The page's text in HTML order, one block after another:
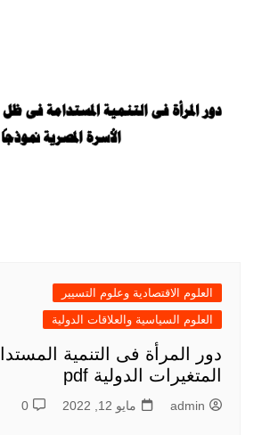
العلوم الاقتصادية وعلوم التسيير
العلوم السياسية والعلاقات الدولية
دور المرأة فى التنمية
المتغيرات الدولية pdf
admin مايو 12, 2022 0